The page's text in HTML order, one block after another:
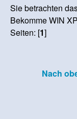
Sie betrachten
Bekomme WIN
Seiten: [1]
Nach